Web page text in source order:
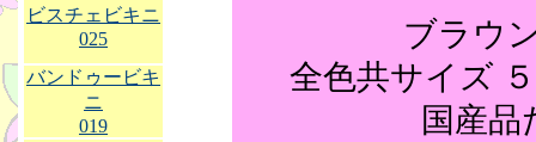
ブラウ
全色共サイズ
国産品
ビスチェビキニ
025
バンドゥービキ
ニ
019